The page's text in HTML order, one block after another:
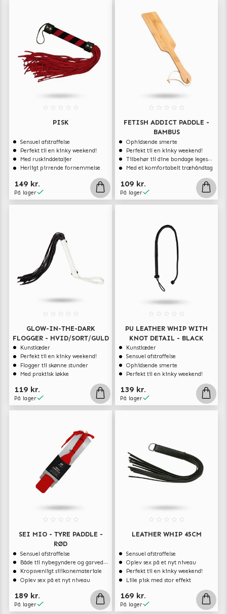
PISK
Sensuel afstraffelse
Perfekt til en kinky weekend!
Med ruskinddetaljer
Herligt pirrende fornemmelse
149 kr.
På lager
FETISH ADDICT PADDLE -
BAMBUS
Ophidsende smerte
Perfekt til en kinky weekend!
Tilbehør til dine bondage legesager
Med et komfortabelt træhåndtag
109 kr.
På lager
GLOW-IN-THE-DARK
FLOGGER - HVID/SORT/GULD
Kunstlæder
Perfekt til en kinky weekend!
Flogger til skønne stunder
Med praktisk løkke
119 kr.
På lager
PU LEATHER WHIP WITH
KNOT DETAIL - BLACK
Kunstlæder
Sensuel afstraffelse
Ophidsende smerte
Perfekt til en kinky weekend!
139 kr.
På lager
SEI MIO - TYRE PADDLE -
RØD
Sensuel afstraffelse
Både til nybegyndere og garvede eksperter
Kropsvenligt silikonemateriale
Oplev sex på et nyt niveau
189 kr.
På lager
LEATHER WHIP 45CM
Sensuel afstraffelse
Oplev sex på et nyt niveau
Perfekt til en kinky weekend!
Lille pisk med stor effekt
169 kr.
På lager